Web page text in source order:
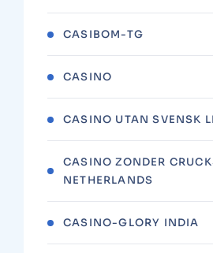
CASIBOM-TG
CASINO
CASINO UTAN SVENSK
CASINO ZONDER
NETHERLANDS
CASINO-GLORY INDIA